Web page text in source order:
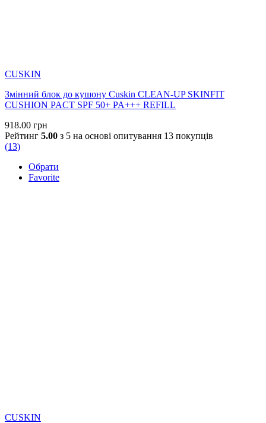
CUSKIN
Змінний блок до кушону Cuskin CLEAN-UP SKINFIT
CUSHION PACT SPF 50+ PA+++ REFILL
918.00 грн
Рейтинг 5.00 з 5 на основі опитування 13 покупців
(13)
Обрати
Favorite
CUSKIN